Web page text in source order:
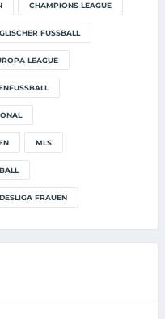
CHAMPIONS LEAGUE
FUSSBALL
LEAGUE
MLS
FRAUEN